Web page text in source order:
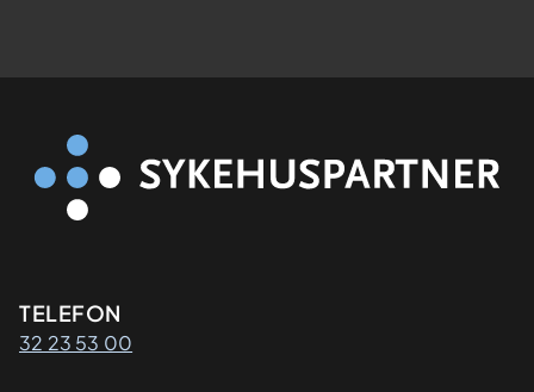
Kontaktinformasjon
TELEFON
32 23 53 00